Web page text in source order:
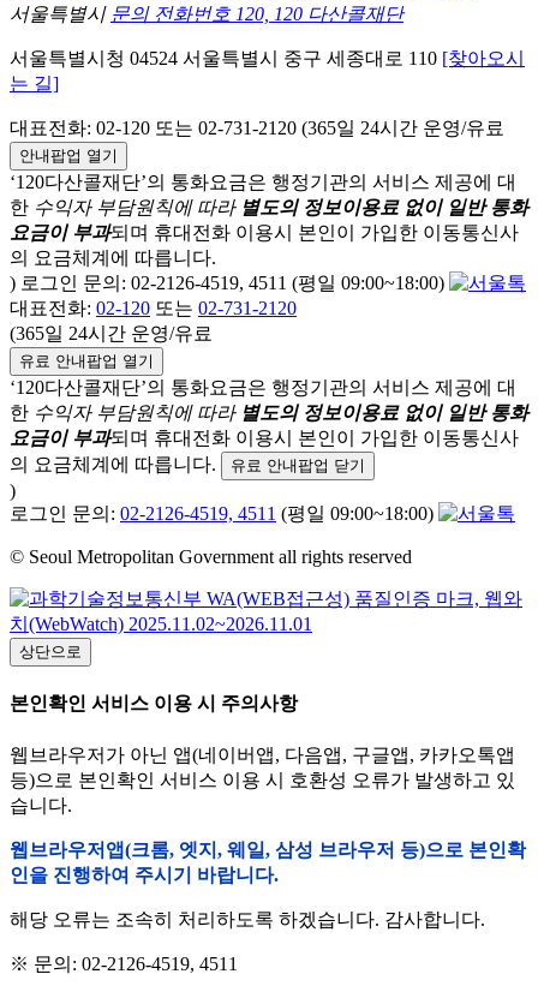
서울특별시 문의 전화번호 120, 120 다산콜재단
서울특별시청 04524 서울특별시 중구 세종대로 110 [찾아오시
는 길]
대표전화: 02-120 또는 02-731-2120 (365일 24시간 운영/유료
안내팝업 열기
‘120다산콜재단’의 통화요금은 행정기관의 서비스 제공에 대
한 수익자 부담원칙에 따라 별도의 정보이용료 없이 일반 통화
요금이 부과되며 휴대전화 이용시 본인이 가입한 이동통신사
의 요금체계에 따릅니다.
) 로그인 문의: 02-2126-4519, 4511 (평일 09:00~18:00)
대표전화: 02-120 또는 02-731-2120
(365일 24시간 운영/유료
유료 안내팝업 열기
‘120다산콜재단’의 통화요금은 행정기관의 서비스 제공에 대
한 수익자 부담원칙에 따라 별도의 정보이용료 없이 일반 통화
요금이 부과되며 휴대전화 이용시 본인이 가입한 이동통신사
의 요금체계에 따릅니다.
유료 안내팝업 닫기
)
로그인 문의: 02-2126-4519, 4511 (평일 09:00~18:00)
© Seoul Metropolitan Government all rights reserved
상단으로
본인확인 서비스 이용 시 주의사항
웹브라우저가 아닌 앱(네이버앱, 다음앱, 구글앱, 카카오톡앱
등)으로 본인확인 서비스 이용 시 호환성 오류가 발생하고 있
습니다.
웹브라우저앱(크롬, 엣지, 웨일, 삼성 브라우저 등)으로 본인확
인을 진행하여 주시기 바랍니다.
해당 오류는 조속히 처리하도록 하겠습니다. 감사합니다.
※ 문의: 02-2126-4519, 4511